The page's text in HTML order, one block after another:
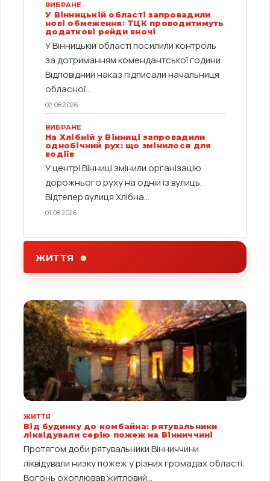
ВИБРАНЕ
У Вінницькій області запровадили
нові обмеження: ТЦК проводитимуть
додаткові рейди вночі
У Вінницькій області посилили контроль
за дотриманням комендантської години.
Відповідний наказ підписали начальниця
обласної...
02.08.2026
ВИБРАНЕ
На Хлібній у Вінниці запровадили
однобічний рух: що змінилося для
водіїв
У центрі Вінниці змінили організацію
дорожнього руху на одній із вулиць.
Відтепер вулиця Хлібна...
01.08.2026
ЖИТТЯ
ЖИТТЯ
Від будинку до комбайна: рятувальники
ліквідували серію пожеж на Вінниччині
Протягом доби рятувальники Вінниччини
ліквідували низку пожеж у різних громадах області.
Вогонь охоплював житловий...